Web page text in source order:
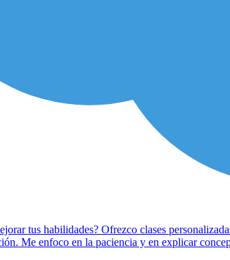
tus habilidades? Ofrezco clases
Me enfoco en la paciencia y en explicar